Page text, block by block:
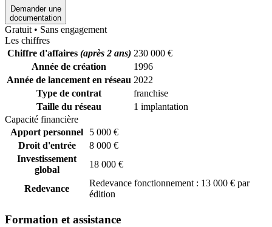
Demander une
documentation
Gratuit • Sans engagement
Les chiffres
Chiffre d'affaires (après 2 ans) 230 000 €
Année de création
1996
Année de lancement en réseau 2022
Type de contrat
franchise
Taille du réseau
1 implantation
Capacité financière
Apport personnel
5 000 €
Droit d'entrée
8 000 €
Investissement
global
18 000 €
Redevance
Redevance fonctionnement : 13 000 € par
édition
Formation et assistance